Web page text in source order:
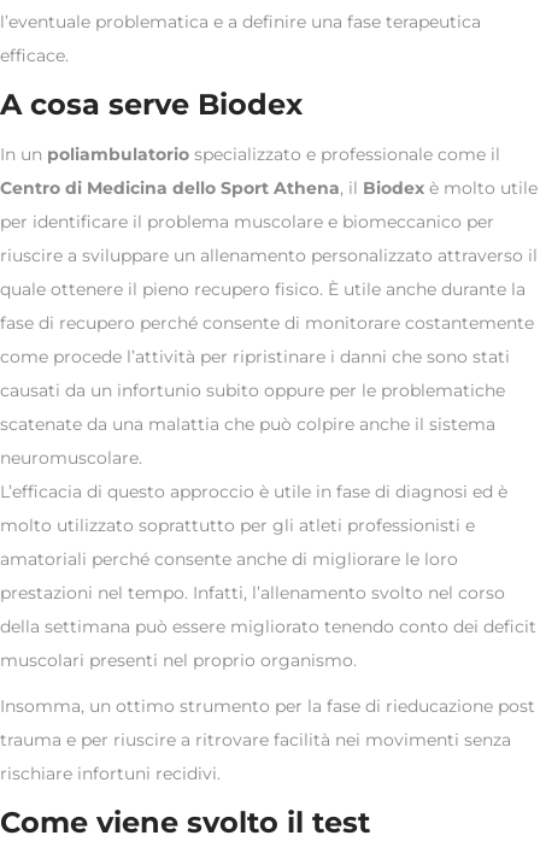
l’eventuale problematica e a definire una fase terapeutica
efficace.
A cosa serve Biodex
In un poliambulatorio specializzato e professionale come il
Centro di Medicina dello Sport Athena, il Biodex è molto utile
per identificare il problema muscolare e biomeccanico per
riuscire a sviluppare un allenamento personalizzato attraverso il
quale ottenere il pieno recupero fisico. È utile anche durante la
fase di recupero perché consente di monitorare costantemente
come procede l’attività per ripristinare i danni che sono stati
causati da un infortunio subito oppure per le problematiche
scatenate da una malattia che può colpire anche il sistema
neuromuscolare.
L’efficacia di questo approccio è utile in fase di diagnosi ed è
molto utilizzato soprattutto per gli atleti professionisti e
amatoriali perché consente anche di migliorare le loro
prestazioni nel tempo. Infatti, l’allenamento svolto nel corso
della settimana può essere migliorato tenendo conto dei deficit
muscolari presenti nel proprio organismo.
Insomma, un ottimo strumento per la fase di rieducazione post
trauma e per riuscire a ritrovare facilità nei movimenti senza
rischiare infortuni recidivi.
Come viene svolto il test